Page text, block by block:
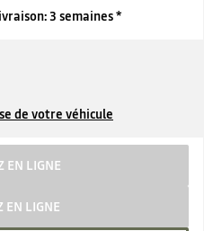
3 semaines *
de votre véhicule
EN LIGNE
EN LIGNE